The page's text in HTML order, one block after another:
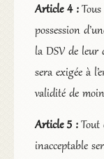
Article 4 :
possession
la DSV de leur
sera exigée à
validité de
Article 5 : Tout
inacceptable